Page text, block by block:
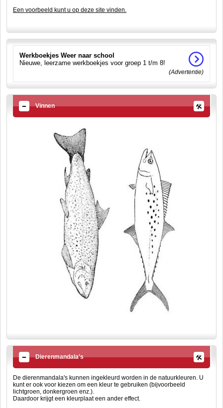
Een voorbeeld kunt u op deze site vinden.
Werkboekjes Weer naar school
Nieuwe, leerzame werkboekjes voor groep 1 t/m 8!
(Advertentie)
Vinnen
Dierenmandala's
De dierenmandala's kunnen ingekleurd worden in de natuurkleuren. U
kunt er ook voor kiezen om een kleur te gebruiken (bijvoorbeeld
lichtgroen, donkergroen enz.).
Daardoor krijgt een kleurplaat een ander effect.